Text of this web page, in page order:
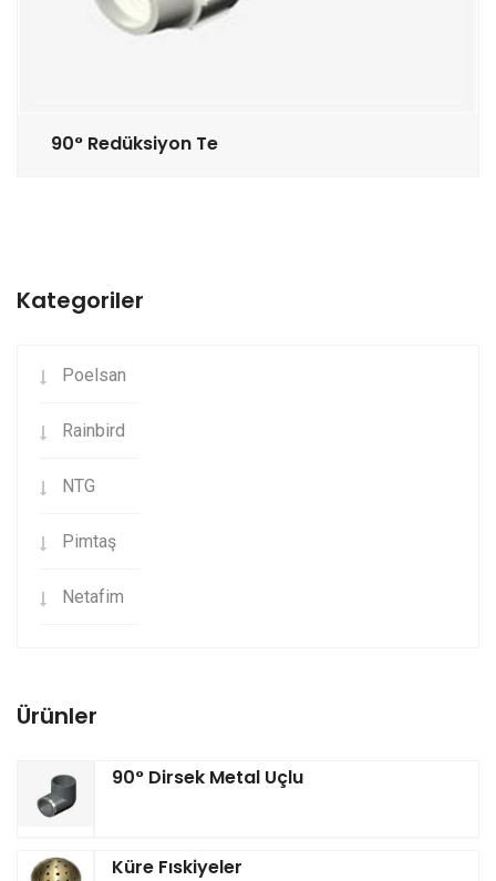
90° Redüksiyon Te
Kategoriler
Poelsan
Rainbird
NTG
Pimtaş
Netafim
Ürünler
90° Dirsek Metal Uçlu
Küre Fıskiyeler